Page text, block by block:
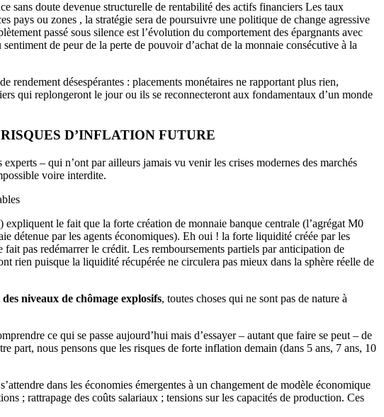
sans doute devenue structurelle de rentabilité des actifs financiers Les taux
pays ou zones , la stratégie sera de poursuivre une politique de change agressive
passé sous silence est l’évolution du comportement des épargnants avec
de peur de la perte de pouvoir d’achat de la monnaie consécutive à la
rendement désespérantes : placements monétaires ne rapportant plus rien,
qui replongeront le jour ou ils se reconnecteront aux fondamentaux d’un monde
D’INFLATION FUTURE
– qui n’ont par ailleurs jamais vu venir les crises modernes des marchés
voire interdite.
expliquent le fait que la forte création de monnaie banque centrale (l’agrégat M0
détenue par les agents économiques). Eh oui ! la forte liquidité créée par les
fait pas redémarrer le crédit. Les remboursements partiels par anticipation de
rien puisque la liquidité récupérée ne circulera pas mieux dans la sphère réelle de
niveaux de chômage explosifs, toutes choses qui ne sont pas de nature à
ce qui se passe aujourd’hui mais d’essayer – autant que faire se peut – de
part, nous pensons que les risques de forte inflation demain (dans 5 ans, 7 ans, 10
dans les économies émergentes à un changement de modèle économique
; rattrapage des coûts salariaux ; tensions sur les capacités de production. Ces